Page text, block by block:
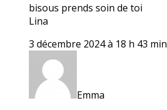
bisous prends soin de toi
Lina
3 décembre 2024 à 18 h 43 min
Emma